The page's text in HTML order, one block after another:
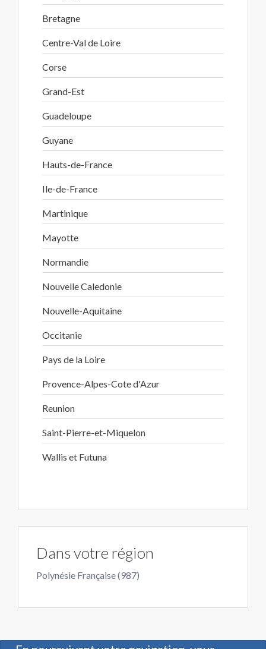
Bretagne
Centre-Val de Loire
Corse
Grand-Est
Guadeloupe
Guyane
Hauts-de-France
Ile-de-France
Martinique
Mayotte
Normandie
Nouvelle Caledonie
Nouvelle-Aquitaine
Occitanie
Pays de la Loire
Provence-Alpes-Cote d'Azur
Reunion
Saint-Pierre-et-Miquelon
Wallis et Futuna
Dans votre région
Polynésie Française (987)